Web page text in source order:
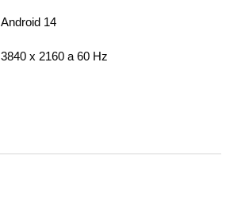
Android 14
3840 x 2160 a 60 Hz